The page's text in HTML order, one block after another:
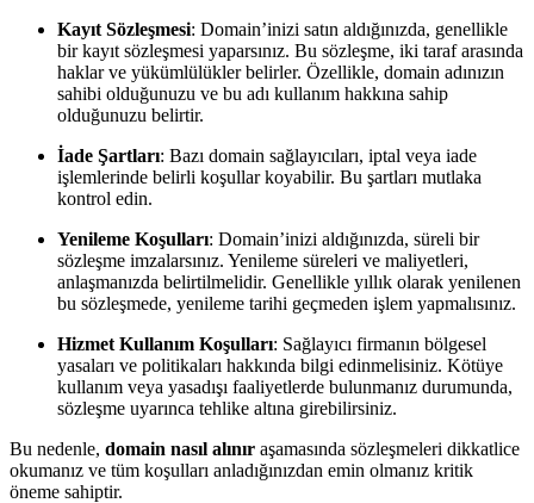
Kayıt Sözleşmesi: Domain’inizi satın aldığınızda, genellikle
bir kayıt sözleşmesi yaparsınız. Bu sözleşme, iki taraf arasında
haklar ve yükümlülükler belirler. Özellikle, domain adınızın
sahibi olduğunuzu ve bu adı kullanım hakkına sahip
olduğunuzu belirtir.
İade Şartları: Bazı domain sağlayıcıları, iptal veya iade
işlemlerinde belirli koşullar koyabilir. Bu şartları mutlaka
kontrol edin.
Yenileme Koşulları: Domain’inizi aldığınızda, süreli bir
sözleşme imzalarsınız. Yenileme süreleri ve maliyetleri,
anlaşmanızda belirtilmelidir. Genellikle yıllık olarak yenilenen
bu sözleşmede, yenileme tarihi geçmeden işlem yapmalısınız.
Hizmet Kullanım Koşulları: Sağlayıcı firmanın bölgesel
yasaları ve politikaları hakkında bilgi edinmelisiniz. Kötüye
kullanım veya yasadışı faaliyetlerde bulunmanız durumunda,
sözleşme uyarınca tehlike altına girebilirsiniz.
Bu nedenle, domain nasıl alınır aşamasında sözleşmeleri dikkatlice
okumanız ve tüm koşulları anladığınızdan emin olmanız kritik
öneme sahiptir.